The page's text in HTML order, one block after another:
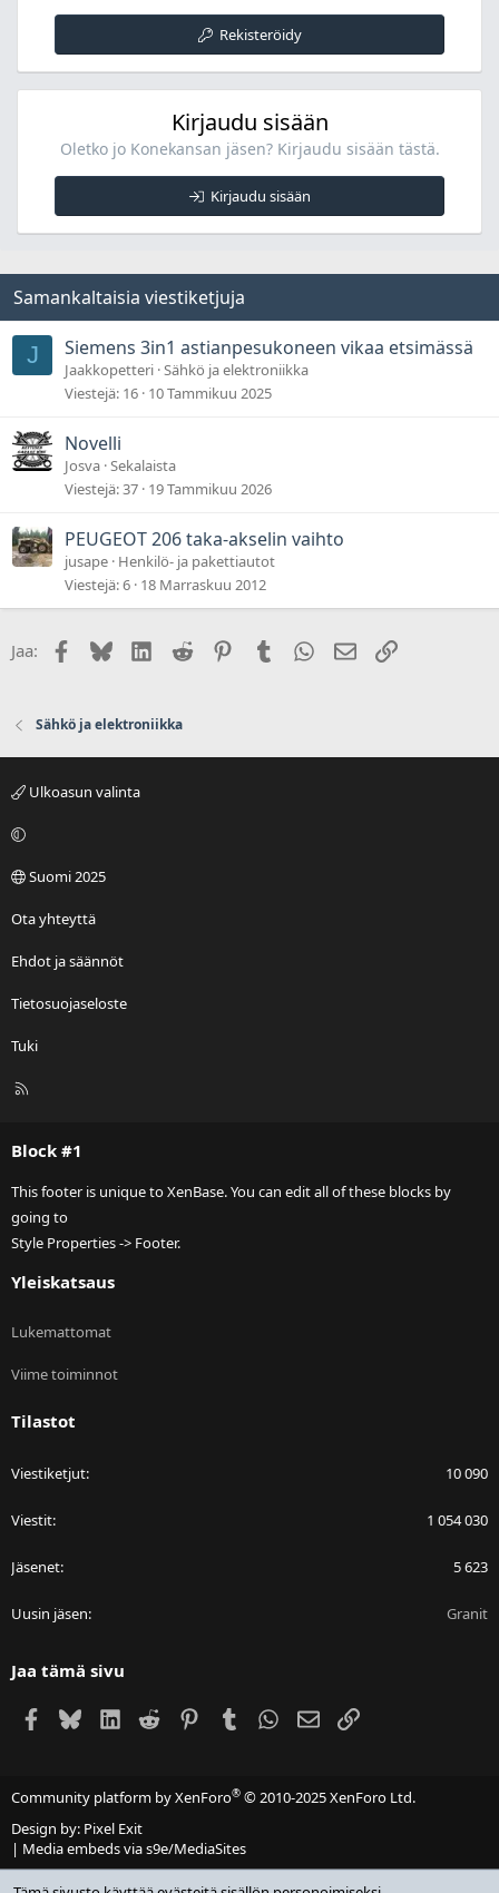
Rekisteröidy
Kirjaudu sisään
Oletko jo Konekansan jäsen? Kirjaudu sisään tästä.
Kirjaudu sisään
Samankaltaisia viestiketjuja
J Siemens 3in1 astianpesukoneen vikaa etsimässä
Jaakkopetteri Sähkö ja elektroniikka
Viestejä 16 10 Tammikuu 2025
Novelli
Josva Sekalaista
Viestejä 37 19 Tammikuu 2026
PEUGEOT 206 taka-akselin vaihto
jusape Henkilö- ja pakettiautot
Viestejä 6 18 Marraskuu 2012
Jaa: Facebook
BlueskyLinkedIn
Reddit PinterestTumblr WhatsApp
Sähköposti
Linkki
Sähkö ja elektroniikka
Ulkoasun valinta
Suomi 2025
Ota yhteyttä
Ehdot ja säännöt
Tietosuojaseloste
Tuki
R
Block #1
This footer is unique to XenBase. You can edit all of these blocks by
going to
Style Properties -> Footer.
Yleiskatsaus
Lukemattomat
Viime toiminnot
Tilastot
Viestiketjut 10 090
Viestit 1 054 030
Jäsenet 5 623
Uusin jäsen Granit
Jaa tämä sivu
Facebook
BlueskyLinkedIn
Reddit PinterestTumblr WhatsApp
Sähköposti
Linkki
Community platform by XenForo® © 2010-2025 XenForo Ltd.
Design by: Pixel Exit
| Media embeds via s9e/MediaSites